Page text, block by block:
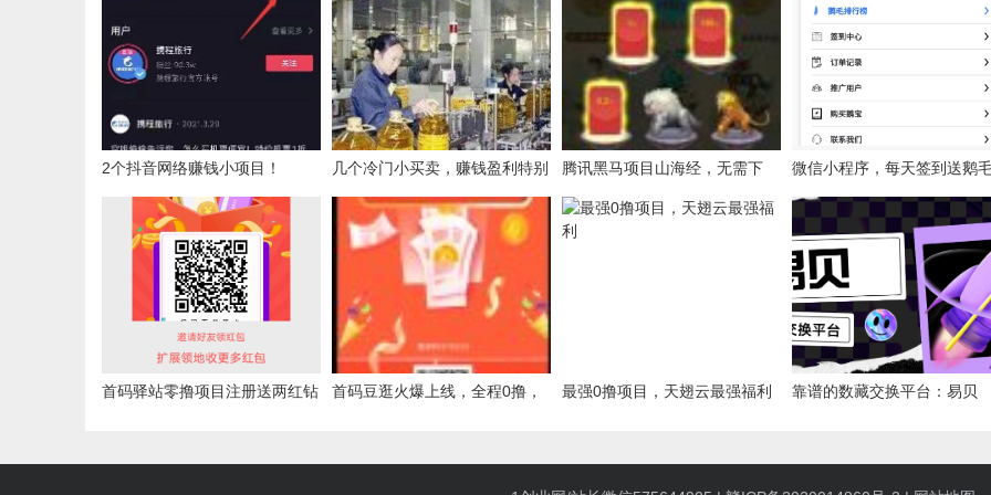
2个抖音网络赚钱小项目！
几个冷门小买卖，赚钱盈利特别
高！
腾讯黑马项目山海经，无需下
载，分红神兽收益，可以卖花给
我
微信小程序，每天签到送鹅
红，鹅毛越多分红越多
首码驿站零撸项目注册送两红钻
首码豆逛火爆上线，全程0撸，
最强0撸项目，天翅云最强福利 靠谱的数藏交换平台：易贝